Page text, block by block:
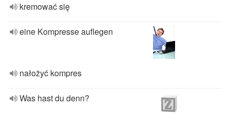
kremować się
eine Kompresse auflegen
nałożyć kompres
Was hast du denn?